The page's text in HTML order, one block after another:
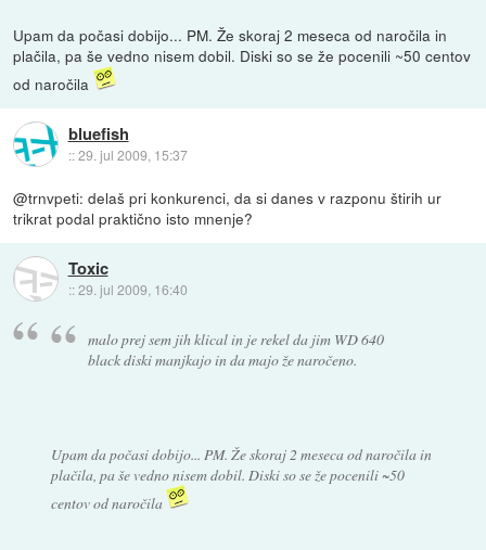
Upam da počasi dobijo... PM. Že skoraj 2 meseca od naročila in
plačila, pa še vedno nisem dobil. Diski so se že pocenili ~50 centov
od naročila
bluefish
::29. jul 2009, 15:37
@trnvpeti: delaš pri konkurenci, da si danes v razponu štirih ur
trikrat podal praktično isto mnenje?
Toxic
::29. jul 2009, 16:40
malo prej sem jih klical in je rekel da jim WD 640
black diski manjkajo in da majo že naročeno.
Upam da počasi dobijo... PM. Že skoraj 2 meseca od naročila in
plačila, pa še vedno nisem dobil. Diski so se že pocenili ~50
centov od naročila